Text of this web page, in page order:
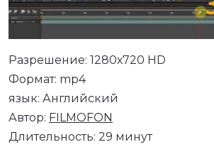
Разрешение: 1280х720 HD
Формат: mp4
язык: Английский
Автор: FILMOFON
Длительность: 29 минут